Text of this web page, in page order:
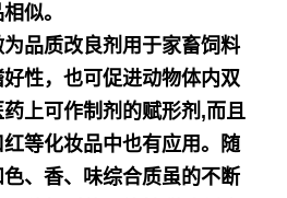
似。
品质改良剂用于家畜饲料
性，也可促进动物体内双
上可作制剂的赋形剂,而且
等化妆品中也有应用。随
、香、味综合质虽的不断